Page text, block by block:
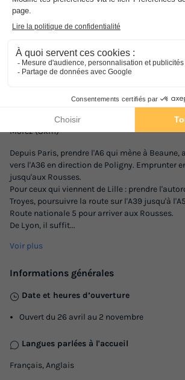
Comment s'y rendre ?
Genève
Morez (8km)
Depuis Paris, prendre l'A6 qui mène à Beaune,
vers l'A36 en direction de Poligny. Emprunter
jusqu'aux Rousses.
Pour ceux qui viennent de Lille : prendre
Troyes, poursuivre la route sur l'A39 jusqu'à
Route nationale 5 pour arriver aux Rousses.
De Lyon, il suffit...
Voir plus
Informations générales
Date et heures d’ouverture
Ouvert du 26 avril au 2 novembre
Langues parlées à l'accueil
Français, Anglais